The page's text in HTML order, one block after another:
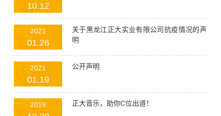
10.12
2021
01.26
关于黑龙江正大实业有限公司抗疫情况的声
明
2021
01.19
公开声明
2019 正大音乐，助你C位出道！